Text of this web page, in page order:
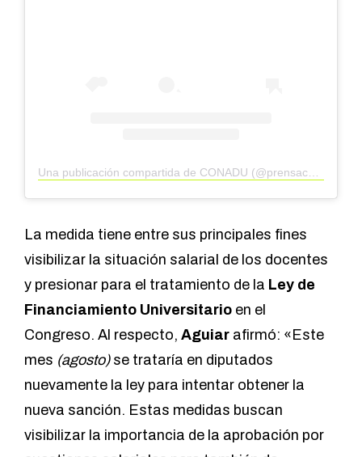
Una publicación compartida de CONADU (@prensaconadu)
La medida tiene entre sus principales fines
visibilizar la situación salarial de los docentes
y presionar para el tratamiento de la Ley de
Financiamiento Universitario en el
Congreso. Al respecto, Aguiar afirmó: «Este
mes (agosto)se trataría en diputados
nuevamente la ley para intentar obtener la
nueva sanción. Estas medidas buscan
visibilizar la importancia de la aprobación por